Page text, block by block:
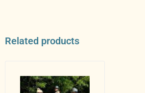
Related products